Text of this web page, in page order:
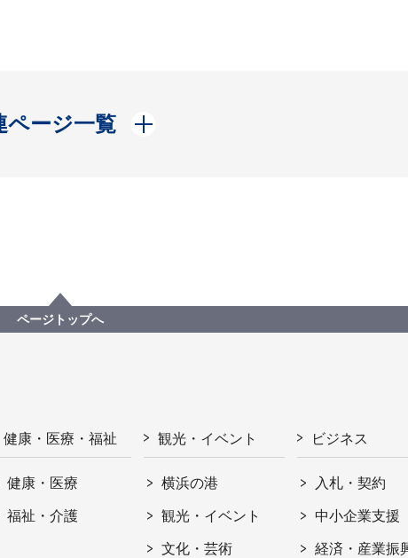
ページ一覧
開く
ページトップへ
健康・医療・福祉
健康・医療
福祉・介護
観光・イベント
横浜の港
観光・イベント
文化・芸術
ビジネス
入札・契約
中小企業支援
経済・産業振